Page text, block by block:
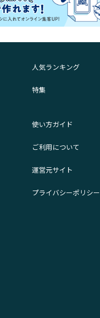
人気ランキング
特集
使い方ガイド
ご利用について
運営元サイト
プライバシーポリシー